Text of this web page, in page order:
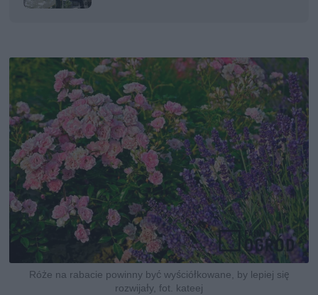
Róże na rabacie powinny być wyściółkowane, by lepiej się
rozwijały, fot. kateej